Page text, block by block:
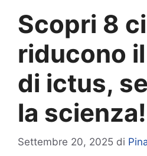
Scopri 8
riducono
di ictus,
la scienza!
Settembre 20, 2025 di